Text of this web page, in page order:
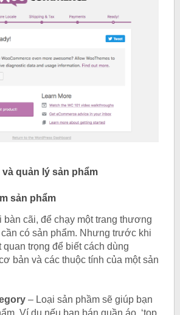
quản lý sản phẩm
sản phẩm
bàn cãi, để chạy một trang thương
có sản phẩm. Nhưng trước khi
quan trọng để biết cách dùng
bản và các thuộc tính của một sản
– Loại sản phầm sẽ giúp bạn
Ví dụ nếu bạn bán quần áo, ‘top